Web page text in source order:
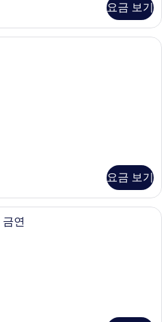
요금 보기
고급 침구, 필로우탑 침대, 미니바, 책상
요금 보기
고급 침구, 필로우탑 침대, 미니바, 책상
연